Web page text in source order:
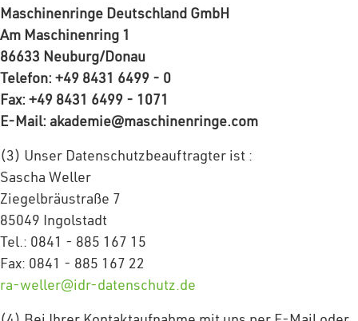
Maschinenringe Deutschland GmbH
Am Maschinenring 1
86633 Neuburg/Donau
Telefon: +49 8431 6499 - 0
Fax: +49 8431 6499 - 1071
E-Mail: akademie@maschinenringe.com
(3) Unser Datenschutzbeauftragter ist :
Sascha Weller
Ziegelbräustraße 7
85049 Ingolstadt
Tel.: 0841 - 885 167 15
Fax: 0841 - 885 167 22
ra-weller@idr-datenschutz.de